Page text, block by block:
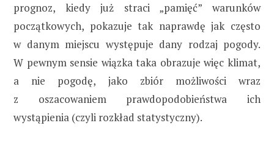
prognoz, kiedy już straci „pamięć” warunków
początkowych, pokazuje tak naprawdę jak często
w danym miejscu występuje dany rodzaj pogody.
W pewnym sensie wiązka taka obrazuje więc klimat,
a nie pogodę, jako zbiór możliwości wraz
z oszacowaniem prawdopodobieństwa ich
wystąpienia (czyli rozkład statystyczny).